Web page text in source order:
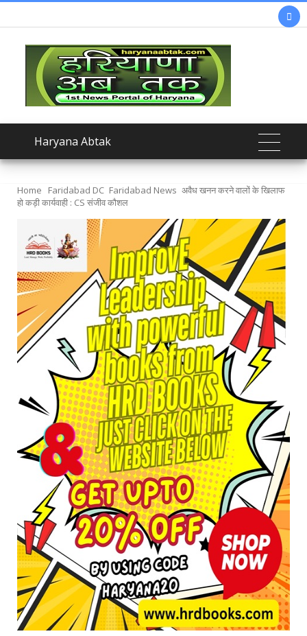

Haryana Abtak
Home Faridabad DC Faridabad News अवैध खनन करने वालों के खिलाफ
हो कड़ी कार्यवाही : CS संजीव कौशल